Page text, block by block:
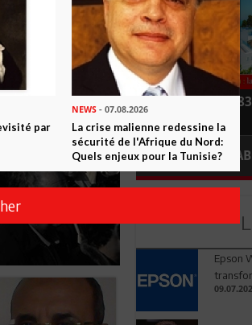
LEADERS N°
Epson
par
NEWS- 07.08.2026
La crise malienne redessine la
sécurité de l'Afrique du Nord:
Quels enjeux pour la Tunisie?